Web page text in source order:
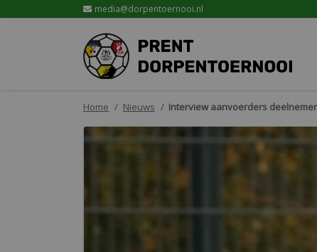
media@dorpentoernooi.nl
Home Nieuws Interview aanvoerders